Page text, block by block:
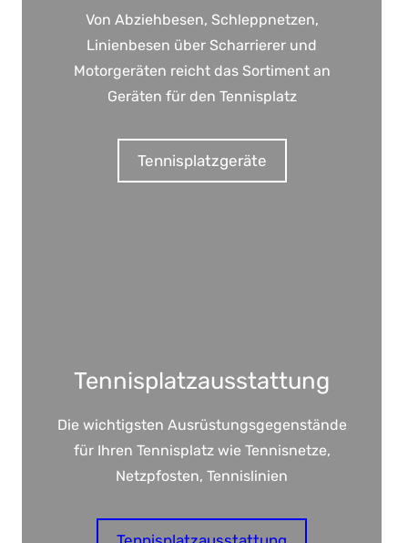
Von Abziehbesen, Schleppnetzen,
Linienbesen über Scharrierer und
Motorgeräten reicht das Sortiment an
Geräten für den Tennisplatz
Tennisplatzgeräte
Tennisplatzausstattung
Die wichtigsten Ausrüstungsgegenstände
für Ihren Tennisplatz wie Tennisnetze,
Netzpfosten, Tennislinien